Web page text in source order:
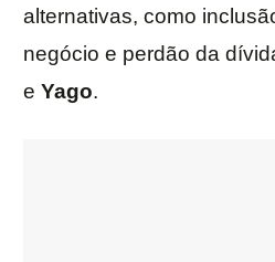
alternativas, como
negócio e perdão da
e Yago.